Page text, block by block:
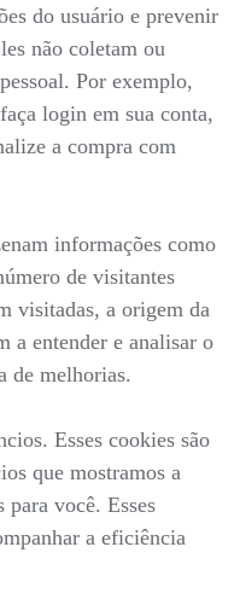
do usuário e prevenir
não coletam ou
Por exemplo,
login em sua conta,
a compra com
informações como
de visitantes
visitadas, a origem da
a entender e analisar o
de melhorias.
Esses cookies são
que mostramos a
você. Esses
a eficiência